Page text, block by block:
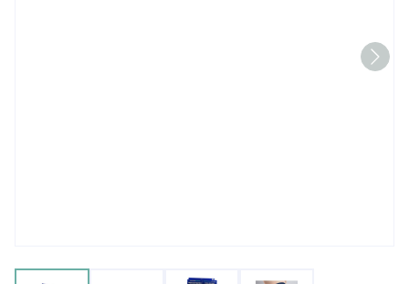
View larger imageView larger imageView larger imageView larger image